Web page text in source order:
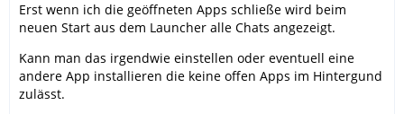
Erst wenn ich die geöffneten Apps schließe wird beim
neuen Start aus dem Launcher alle Chats angezeigt.
Kann man das irgendwie einstellen oder eventuell eine
andere App installieren die keine offen Apps im Hintergund
zulässt.